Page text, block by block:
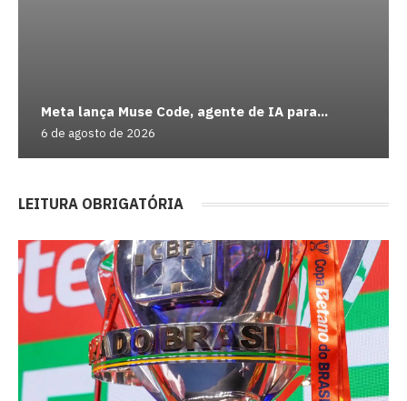
Meta lança Muse Code, agente de IA para...
6 de agosto de 2026
LEITURA OBRIGATÓRIA